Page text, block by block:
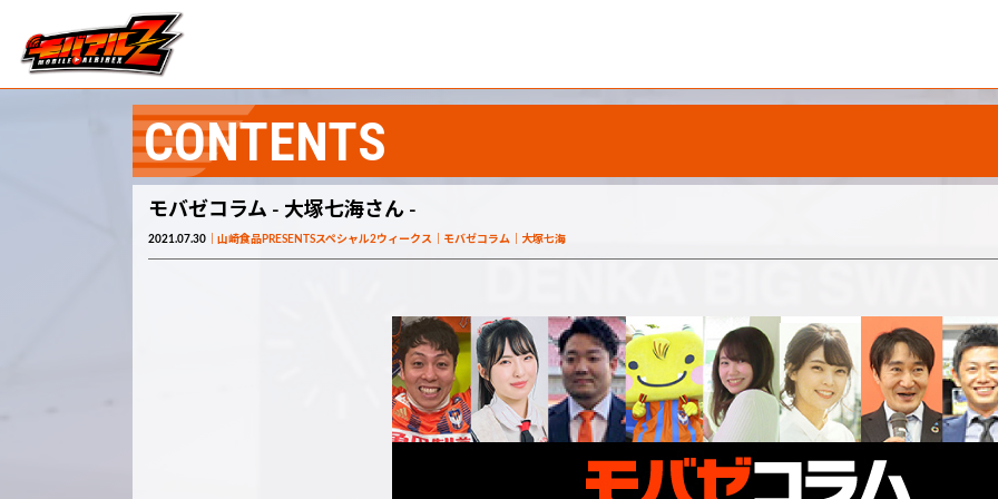
CONTENTS
モバゼコラム - 大塚七海さん -
2021.07.30 山崎食品PRESENTSスペシャル2ウィークス モバゼコラム 大塚七海